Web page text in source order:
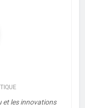
et les innovations